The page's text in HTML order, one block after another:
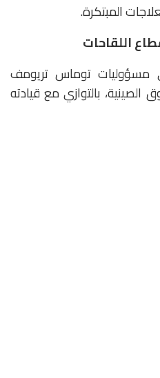
المبتكرة.
اللقاحات
مسؤوليات توماس تريومف
بالتوازي مع قيادته